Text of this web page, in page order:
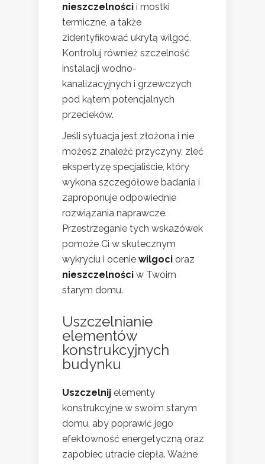
nieszczelności i mostki
termiczne, a także
zidentyfikować ukrytą wilgoć.
Kontroluj również szczelność
instalacji wodno-
kanalizacyjnych i grzewczych
pod kątem potencjalnych
przecieków.
Jeśli sytuacja jest złożona i nie
możesz znaleźć przyczyny, zleć
ekspertyzę specjaliście, który
wykona szczegółowe badania i
zaproponuje odpowiednie
rozwiązania naprawcze.
Przestrzeganie tych wskazówek
pomoże Ci w skutecznym
wykryciu i ocenie wilgoci oraz
nieszczelności w Twoim
starym domu.
Uszczelnianie
elementów
konstrukcyjnych
budynku
Uszczelnij elementy
konstrukcyjne w swoim starym
domu, aby poprawić jego
efektowność energetyczną oraz
zapobiec utracie ciepła. Ważne